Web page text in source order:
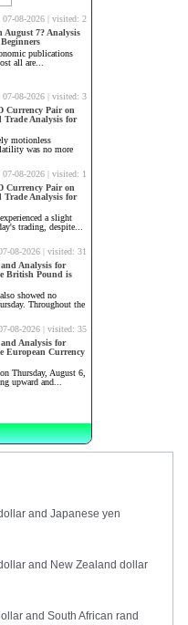
and Japanese yen
and New Zealand dollar
and South African rand